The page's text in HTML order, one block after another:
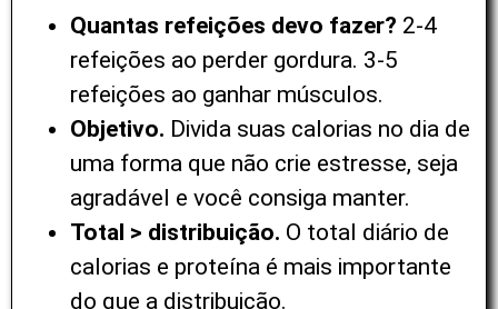
Quantas refeições devo fazer? 2-4
refeições ao perder gordura. 3-5
refeições ao ganhar músculos.
Objetivo. Divida suas calorias no dia de
uma forma que não crie estresse, seja
agradável e você consiga manter.
Total > distribuição. O total diário de
calorias e proteína é mais importante
do que a distribuição.